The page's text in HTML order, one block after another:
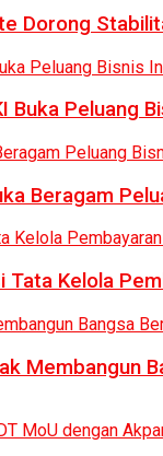
Dorong
Buka Peluang
Beragam
Kelola
Membangun